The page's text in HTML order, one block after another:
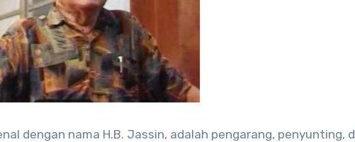
dengan nama H.B. Jassin, adalah pengarang, penyunting,